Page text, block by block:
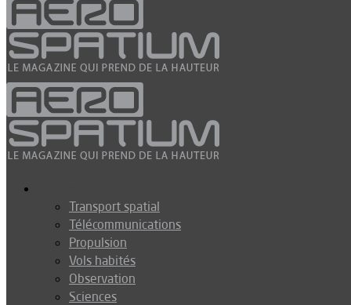
Transport spatial
Télécommunications
Propulsion
Vols habités
Observation
Sciences